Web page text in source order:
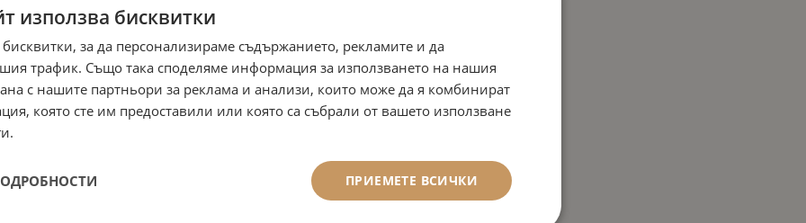
използва бисквитки
за да персонализираме съдържанието, рекламите и да
трафик. Също така споделяме информация за използването на нашия
с нашите партньори за реклама и анализи, които може да я комбинират
която сте им предоставили или която са събрали от вашето използване
ПРИЕМЕТЕ ВСИЧКИ